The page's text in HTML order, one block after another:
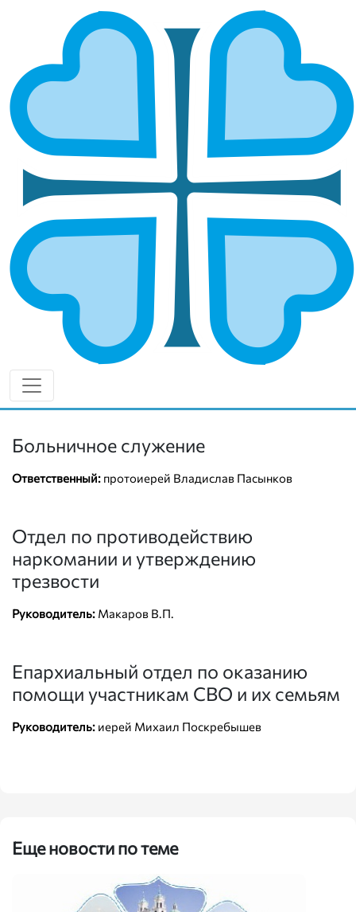
ГЛАЗОВСКАЯ И ИГРИНСКАЯ
ГЛАВНАЯ МИТРОПОЛИИ ГЛАЗОВСКАЯ И ИГРИНСКАЯ
Епархией управляет епископ Глазовский и
Игринский Викор.
ОСНОВНЫЕ НАПРАВЛЕНИЯ
РАБОТЫ
Социальное служение
Руководитель: иерей Антоний Антонов
8 (912) 011-68-38
vk.com/eparhiaglazov
Больничное служение
Ответственный: протоиерей Владислав Пасынков
Отдел по противодействию
наркомании и утверждению
трезвости
Руководитель: Макаров В.П.
Епархиальный отдел по оказанию
помощи участникам СВО и их семьям
Руководитель: иерей Михаил Поскребышев
Еще новости по теме